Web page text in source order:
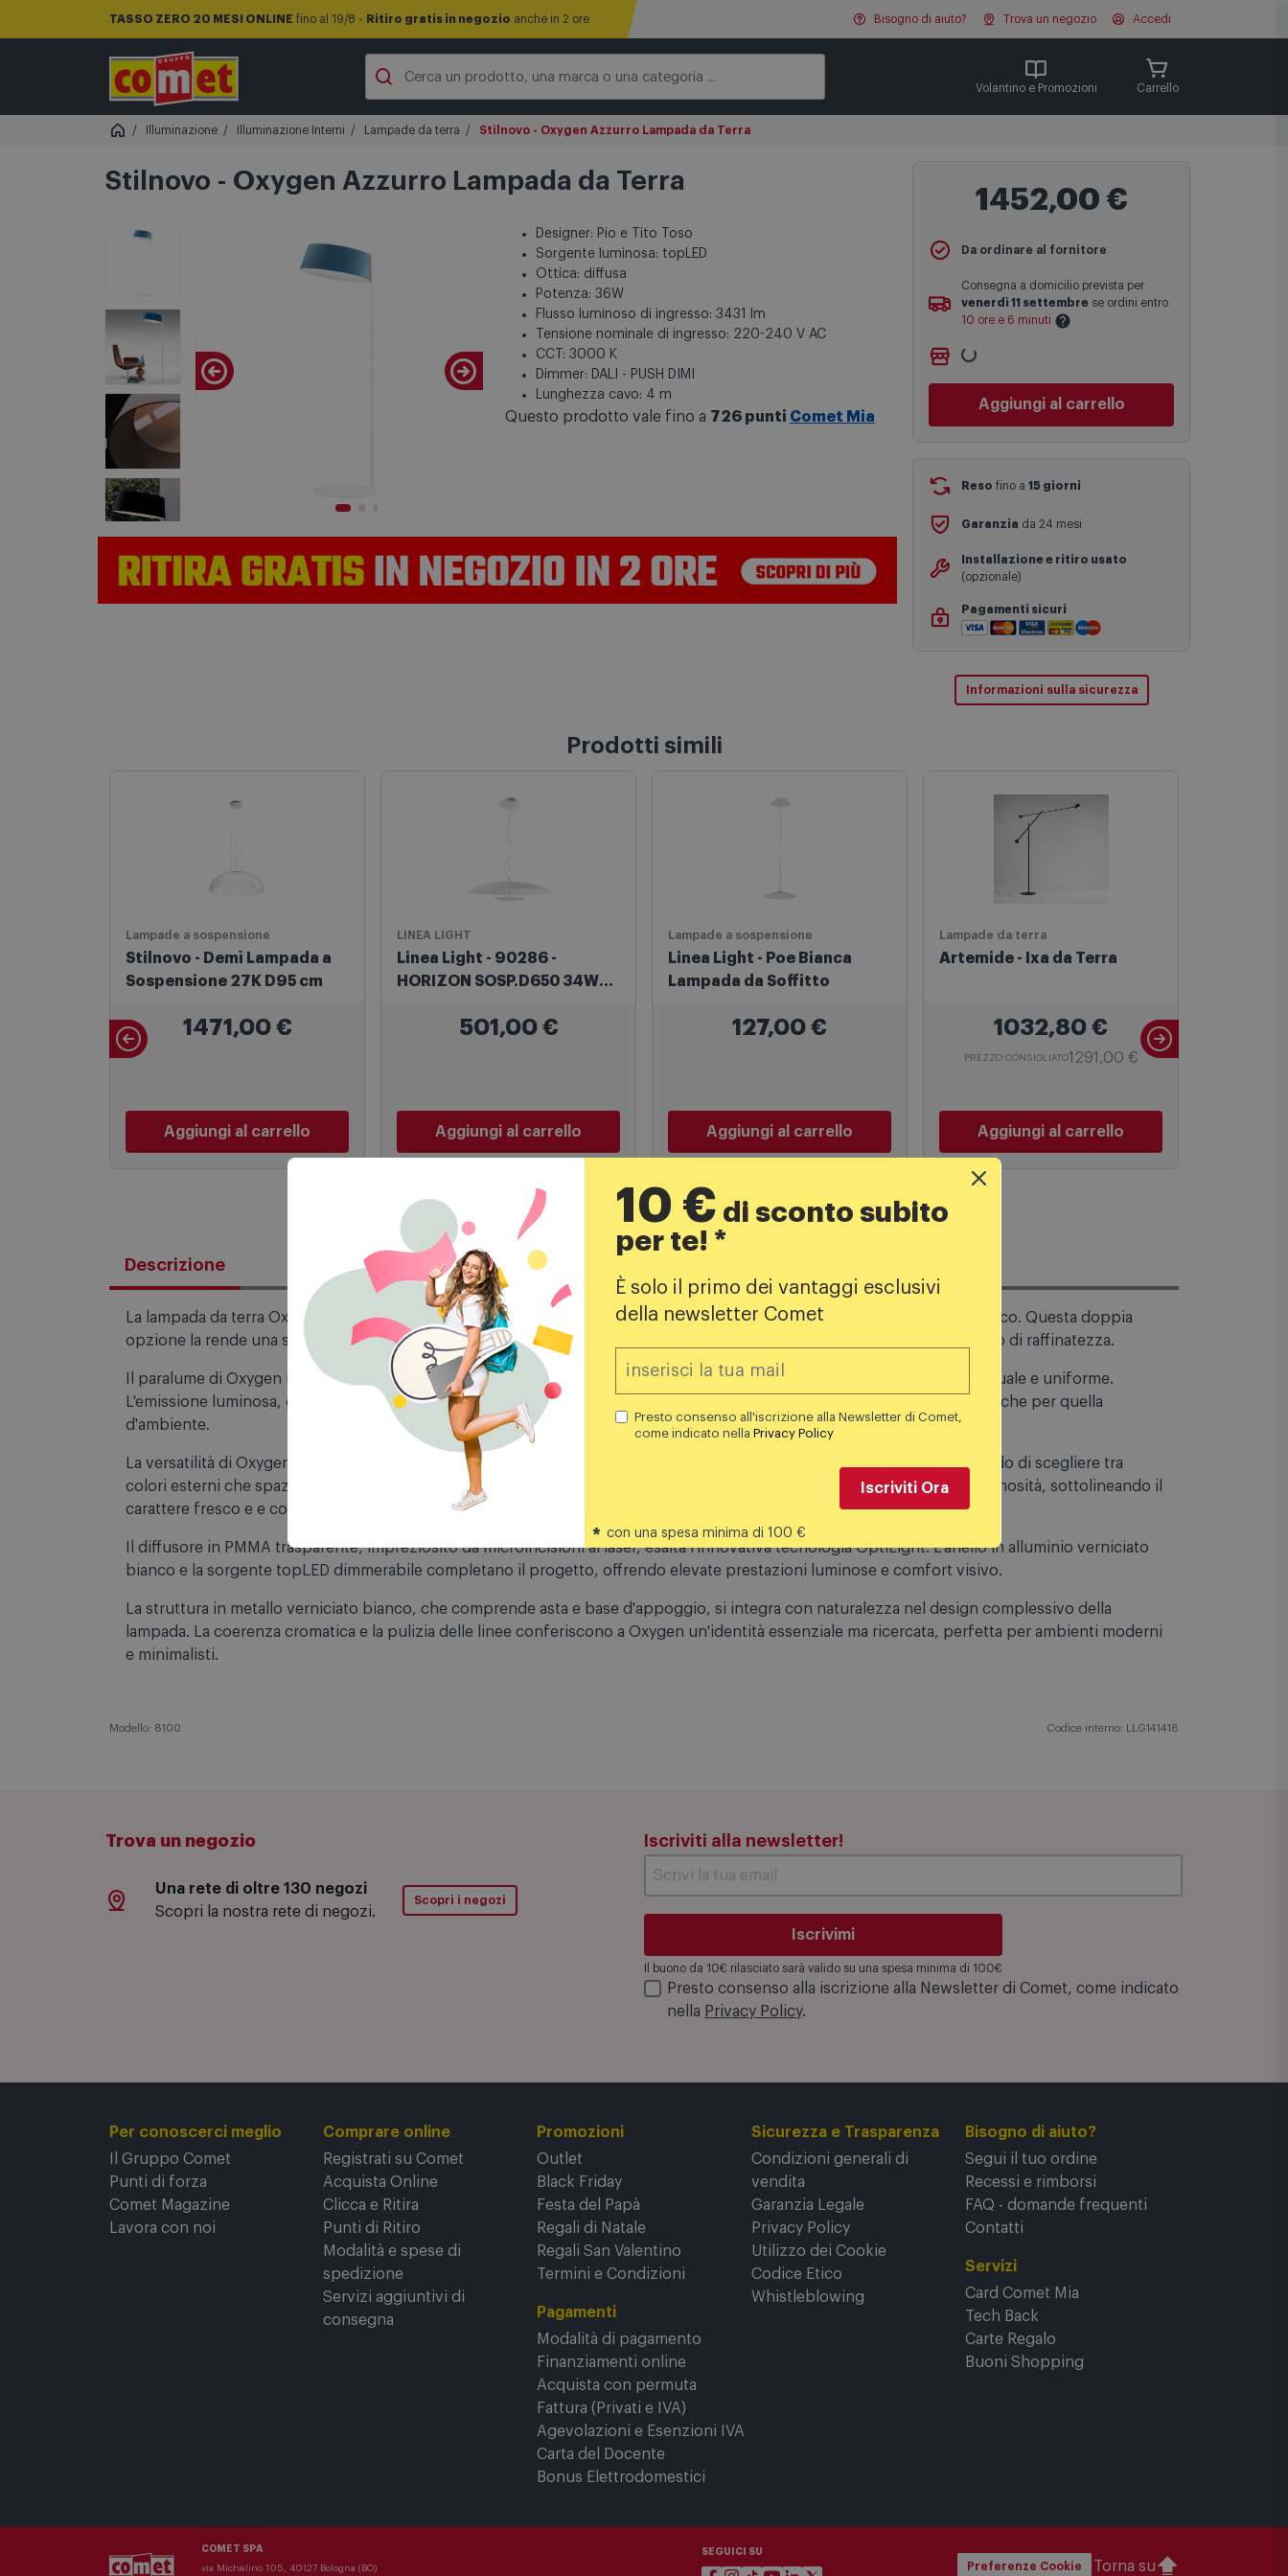
TASSO ZERO 20 MESI ONLINE fino al 19/8 - Ritiro gratis in negozio anche in 2 ore Bisogno di aiuto? Trova un negozio Accedi
Volantino e Promozioni Carrello
Illuminazione Illuminazione Interni Lampade da terra Stilnovo - Oxygen Azzurro Lampada da Terra
Stilnovo - Oxygen Azzurro Lampada da Terra
1452,00 €
Da ordinare al fornitore
Consegna a domicilio prevista per
venerdì 11 settembre se ordini entro
10 ore e 6 minuti
Le date previste per la consegna sono
una stima approssimativa basata sulle
statistiche di consegna in possesso di
logisticamente complesse come isole e
festivi e ricorrenze principali o in
Si ricorda inoltre che i prodotti
acquistati in modalità di prenotazione
uscita indicata nella pagina del
prodotto.
Ritiro gratuito presso
Garanzia da 24 mesi
(opzionale)
Pagamenti sicuri
Designer: Pio e Tito Toso
Sorgente luminosa: topLED
Ottica: diffusa
Potenza: 36W
Flusso luminoso di ingresso: 3431 lm
Tensione nominale di ingresso: 220-240 V AC
CCT: 3000 K
Dimmer: DALI - PUSH DIMI
Lunghezza cavo: 4 m
Questo prodotto vale fino a 726 punti Comet Mia
Lampade a sospensione
Stilnovo - Demì Lampada a
Aggiungi al carrello
LINEA LIGHT
Linea Light - 90286 -
Aggiungi al carrello
Lampade a sospensione
Linea Light - Poe Bianca
Aggiungi al carrello
Lampade da terra
1032,80€
Aggiungi al carrello
Descrizione
La lampada da terra Oxygen si presenta in due varianti di sostegno: un classico stelo verticale e un’elegante struttura ad arco. Questa doppia
opzione la rende una scelta ideale per adattarsi a diversi contesti abitativi e stili di arredamento, offrendo sempre un tocco di raffinatezza.
Il paralume di Oxygen integra un diffusore realizzato con tecnologia OptiLight, capace di distribuire la luce in modo puntuale e uniforme.
L'emissione luminosa, diretta e indiretta, crea un'atmosfera bilanciata e piacevole, ideale sia per l'illuminazione funzionale che per quella
d'ambiente.
La versatilità di Oxygen non si limita alla struttura: la collezione offre una vasta gamma di dimensioni e finiture, permettendo di scegliere tra
colori esterni che spaziano dal bianco e nero ai più audaci giallo e azzurro. L'interno bianco del paralume amplifica la luminosità, sottolineando il
carattere fresco e e contemporaneo della lampada.
Il diffusore in PMMA trasparente, impreziosito da microincisioni al laser, esalta l'innovativa tecnologia OptiLight. L'anello in alluminio verniciato
bianco e la sorgente topLED dimmerabile completano il progetto, offrendo elevate prestazioni luminose e comfort visivo.
La struttura in metallo verniciato bianco, che comprende asta e base d'appoggio, si integra con naturalezza nel design complessivo della
lampada. La coerenza cromatica e la pulizia delle linee conferiscono a Oxygen un'identità essenziale ma ricercata, perfetta per ambienti moderni
Una rete di oltre 130 negozi
Iscriviti alla newsletter!
Iscrivimi
Il buono da 10€ rilasciato sarà valido su una spesa minima di 100€
Presto consenso alla iscrizione alla Newsletter di Comet, come indicato
Per conoscerci meglio
Il Gruppo Comet
Punti di forza
Comet Magazine
Comprare online
Registrati su Comet
Acquista Online
Clicca e Ritira
Punti di Ritiro
Modalità e spese di
spedizione
Servizi aggiuntivi di
Promozioni
Outlet
Black Friday
Festa del Papà
Regali di Natale
Regali San Valentino
Termini e Condizioni
Pagamenti
Modalità di pagamento
Finanziamenti online
Acquista con permuta
Fattura (Privati e IVA)
Agevolazioni e Esenzioni IVA
Carta del Docente
Sicurezza e Trasparenza
Condizioni generali di
vendita
Garanzia Legale
Privacy Policy
Utilizzo dei Cookie
Codice Etico
Bisogno di aiuto?
Segui il tuo ordine
Recessi e rimborsi
FAQ - domande frequenti
Contatti
Servizi
Card Comet Mia
Tech Back
Carte Regalo
10 € di sconto subito
per te! *
È solo il primo dei vantaggi esclusivi
della newsletter Comet
Presto consenso all'iscrizione alla Newsletter di Comet,
come indicato nella Privacy Policy
Iscriviti Ora
* con una spesa minima di 100 €